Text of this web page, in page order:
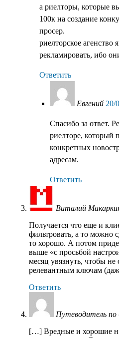
а риелторы, которые
100к на создание
просер.
риелторское агенство
рекламировать, ибо
Ответить
Евгений 20/
Спасибо за ответ.
риелторе, который
конкретных
адресам.
Ответить
Виталий
Получается что еще и
фильтровать, а то можно
то хорошо. А потом
выше «с просьбой
месяц увязнуть, чтобы
релевантным ключам
Ответить
Путеводитель по
[…] Вредные и хорошие